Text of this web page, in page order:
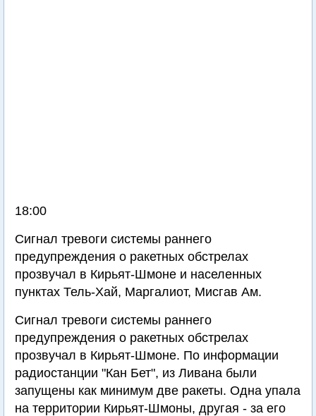
18:00
Сигнал тревоги системы раннего
предупреждения о ракетных обстрелах
прозвучал в Кирьят-Шмоне и населенных
пунктах Тель-Хай, Маргалиот, Мисгав Ам.
Сигнал тревоги системы раннего
предупреждения о ракетных обстрелах
прозвучал в Кирьят-Шмоне. По информации
радиостанции "Кан Бет", из Ливана были
запущены как минимум две ракеты. Одна упала
на территории Кирьят-Шмоны, другая - за его